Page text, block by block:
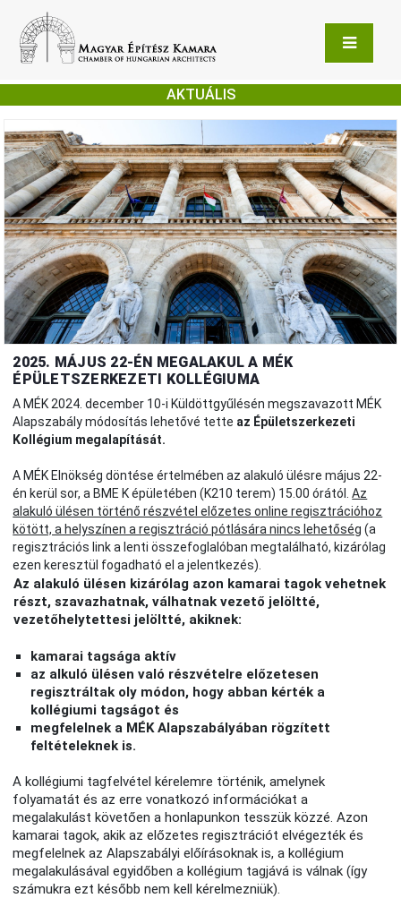
AKTUÁLIS
2025. MÁJUS 22-ÉN MEGALAKUL A MÉK
ÉPÜLETSZERKEZETI KOLLÉGIUMA
A MÉK 2024. december 10-i Küldöttgyűlésén megszavazott MÉK
Alapszabály módosítás lehetővé tette az Épületszerkezeti
Kollégium megalapítását.
A MÉK Elnökség döntése értelmében az alakuló ülésre május 22-
én kerül sor, a BME K épületében (K210 terem) 15.00 órától.Az
alakuló ülésen történő részvétel előzetes online regisztrációhoz
kötött, a helyszínen a regisztráció pótlására nincs lehetőség (a
regisztrációs link a lenti összefoglalóban megtalálható, kizárólag
ezen keresztül fogadható el a jelentkezés).
Az alakuló ülésen kizárólag azon kamarai tagok vehetnek
részt, szavazhatnak, válhatnak vezető jelöltté,
vezetőhelytettesi jelöltté, akiknek:
kamarai tagsága aktív
az alkuló ülésen való részvételre előzetesen
regisztráltak oly módon, hogy abban kérték a
kollégiumi tagságot és
megfelelnek a MÉK Alapszabályában rögzített
feltételeknek is.
A kollégiumi tagfelvétel kérelemre történik, amelynek
folyamatát és az erre vonatkozó információkat a
megalakulást követően a honlapunkon tesszük közzé. Azon
kamarai tagok, akik az előzetes regisztrációt elvégezték és
megfelelnek az Alapszabályi előírásoknak is, a kollégium
megalakulásával egyidőben a kollégium tagjává is válnak (így
számukra ezt később nem kell kérelmezniük).